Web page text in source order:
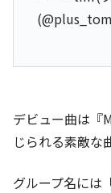
デビュー曲は『
じられる素敵な
グループ名には